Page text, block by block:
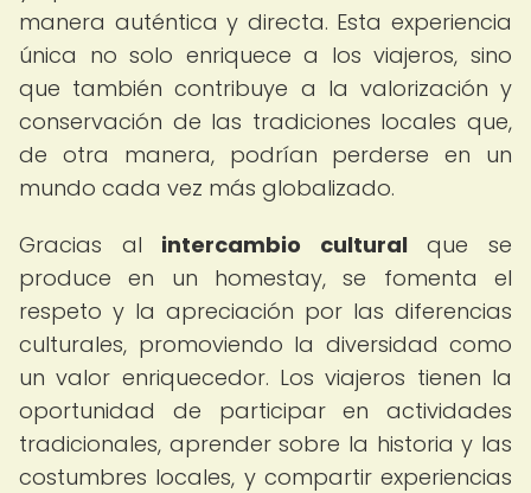
manera auténtica y directa. Esta experiencia
única no solo enriquece a los viajeros, sino
que también contribuye a la valorización y
conservación de las tradiciones locales que,
de otra manera, podrían perderse en un
mundo cada vez más globalizado.
Gracias al intercambio culturalque se
produce en un homestay, se fomenta el
respeto y la apreciación por las diferencias
culturales, promoviendo la diversidad como
un valor enriquecedor. Los viajeros tienen la
oportunidad de participar en actividades
tradicionales, aprender sobre la historia y las
costumbres locales, y compartir experiencias